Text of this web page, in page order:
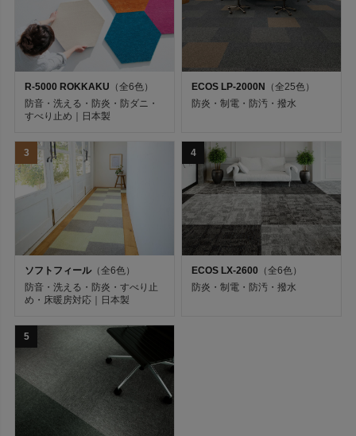
R-5000 ROKKAKU （全6色）
防音・洗える・防炎・防ダニ・
すべり止め｜日本製
ECOS LP-2000N （全25色）
防炎・制電・防汚・撥水
3
ソフトフィール （全6色）
防音・洗える・防炎・すべり止
め・床暖房対応｜日本製
4
ECOS LX-2600 （全6色）
防炎・制電・防汚・撥水
5
【業務用タイルカーペット】ブランド/
シリーズ
機能
素材
キーワード
新着順